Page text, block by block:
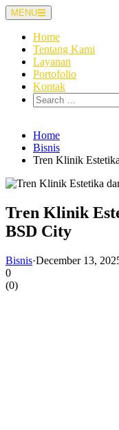
Skip
to
content
MENU
Home
Tentang Kami
Layanan
Portofolio
Kontak
Search
for:
Home
Bisnis
Tren Klinik
Tren Klinik
BSD City
Bisnis·December 13,
0
(0)